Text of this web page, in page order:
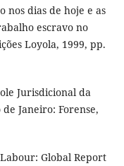
nos dias de hoje e as
escravo no
Loyola, 1999, pp.
Jurisdicional da
Janeiro: Forense,
Global Report